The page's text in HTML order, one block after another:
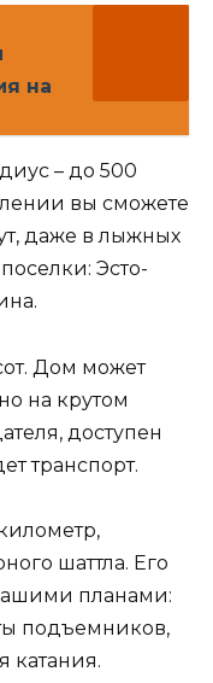
на
– до 500
вы сможете
даже в лыжных
Эсто-
Дом может
на крутом
доступен
транспорт.
шаттла. Его
планами:
подъемников,
катания.